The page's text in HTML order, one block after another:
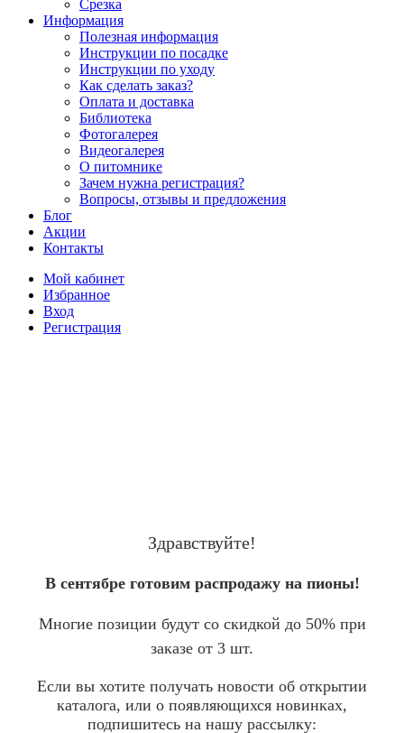
Срезка
Информация
Полезная информация
Инструкции по посадке
Инструкции по уходу
Как сделать заказ?
Оплата и доставка
Библиотека
Фотогалерея
Видеогалерея
О питомнике
Зачем нужна регистрация?
Вопросы, отзывы и предложения
Блог
Акции
Контакты
Мой кабинет
Избранное
Вход
Регистрация
Здравствуйте!
В сентябре готовим распродажу на пионы!
Многие позиции будут со скидкой до 50% при
заказе от 3 шт.
Если вы хотите получать новости об открытии
каталога, или о появляющихся новинках,
подпишитесь на нашу рассылку: